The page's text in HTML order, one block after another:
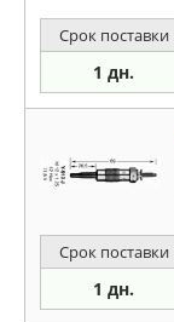
Срок поставки
1 дн.
Срок поставки
1 дн.